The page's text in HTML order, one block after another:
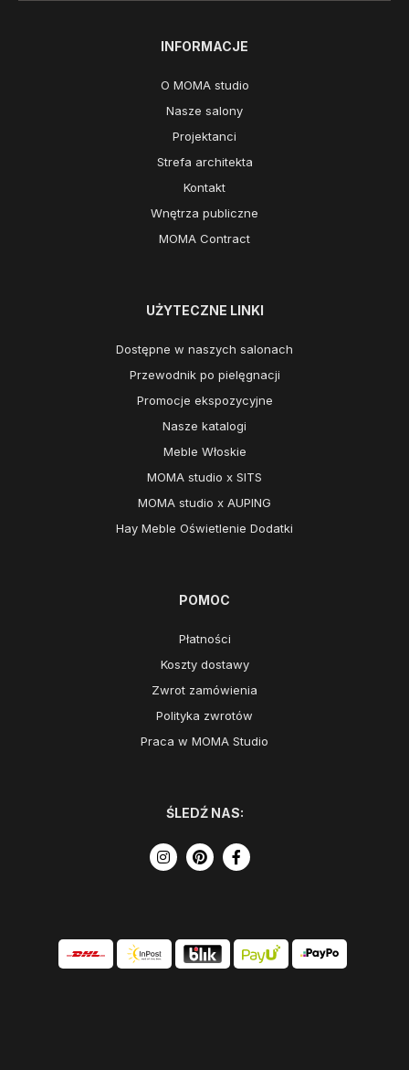
INFORMACJE
O MOMA studio
Nasze salony
Projektanci
Strefa architekta
Kontakt
Wnętrza publiczne
MOMA Contract
UŻYTECZNE LINKI
Dostępne w naszych salonach
Przewodnik po pielęgnacji
Promocje ekspozycyjne
Nasze katalogi
Meble Włoskie
MOMA studio x SITS
MOMA studio x AUPING
Hay Meble Oświetlenie Dodatki
POMOC
Płatności
Koszty dostawy
Zwrot zamówienia
Polityka zwrotów
Praca w MOMA Studio
ŚLEDŹ NAS: